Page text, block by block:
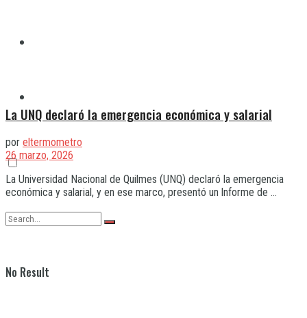
No Result
La UNQ declaró la emergencia económica y salarial
por eltermometro
26 marzo, 2026
La Universidad Nacional de Quilmes (UNQ) declaró la emergencia
económica y salarial, y en ese marco, presentó un lnforme de ...